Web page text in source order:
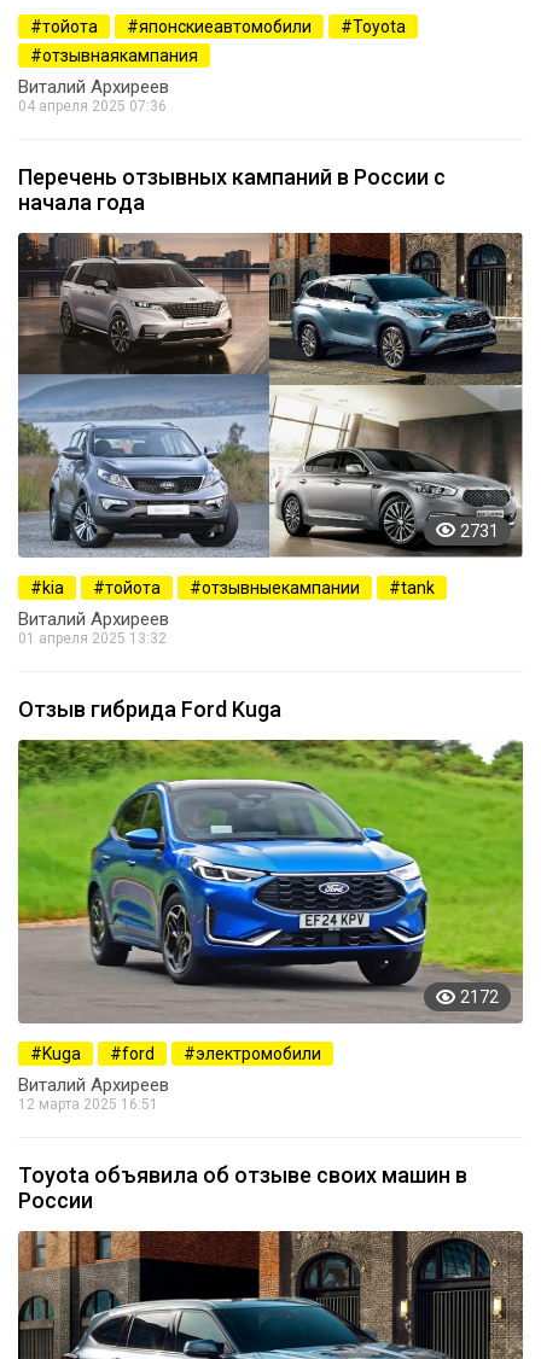
тойота японскиеавтомобили
Toyota
отзывнаякампания
Виталий Архиреев
04 апреля 2025 07:36
Перечень отзывных кампаний в России с
начала года
2731
kia тойота отзывныекампании tank
Виталий Архиреев
01 апреля 2025 13:32
Отзыв гибрида Ford Kuga
2172
Kuga ford электромобили
Виталий Архиреев
12 марта 2025 16:51
Toyota объявила об отзыве своих машин в
России